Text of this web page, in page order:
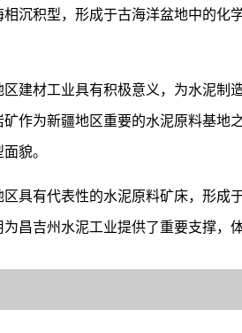
沉积型，形成于古海洋盆地中的化
建材工业具有积极意义，为水泥制
作为新疆地区重要的水泥原料基地
貌。
具有代表性的水泥原料矿床，形成
昌吉州水泥工业提供了重要支撑，